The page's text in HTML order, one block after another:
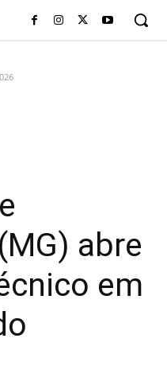
abre
em